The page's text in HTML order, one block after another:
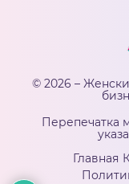
© 2026 –
Перепечатка
Главная